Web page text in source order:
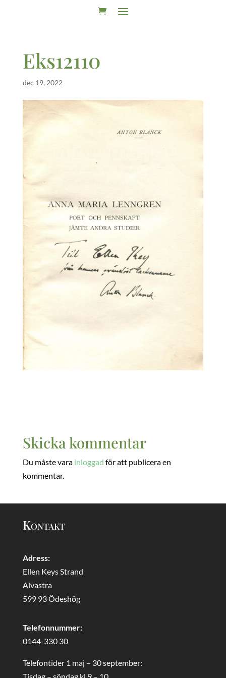
Eks12110
dec 19, 2022
Skicka kommentar
Du måste vara inloggad för att publicera en
kommentar.
Kontakt
Adress:
Ellen Keys Strand
Alvastra
599 93 Ödeshög
Telefonnummer:
0144-330 30
Telefontider 1 maj – 30 september:
Tisdag – söndag kl 9 – 10